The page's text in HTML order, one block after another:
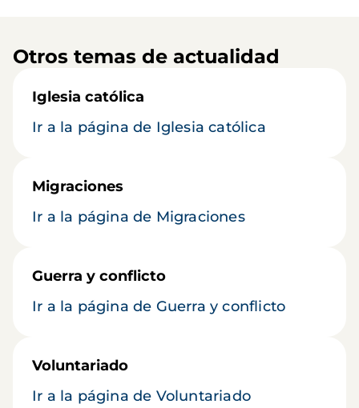
Otros temas de actualidad
Iglesia católica
Ir a la página de Iglesia católica
Migraciones
Ir a la página de Migraciones
Guerra y conflicto
Ir a la página de Guerra y conflicto
Voluntariado
Ir a la página de Voluntariado